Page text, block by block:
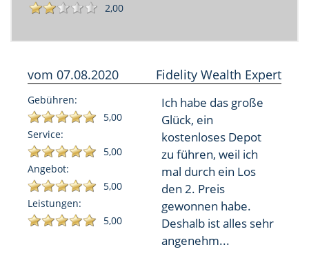
2,00
vom 07.08.2020 Fidelity Wealth Expert
Gebühren:
5,00
Service:
5,00
Angebot:
5,00
Leistungen:
5,00
Ich habe das große
Glück, ein
kostenloses Depot
zu führen, weil ich
mal durch ein Los
den 2. Preis
gewonnen habe.
Deshalb ist alles sehr
angenehm...